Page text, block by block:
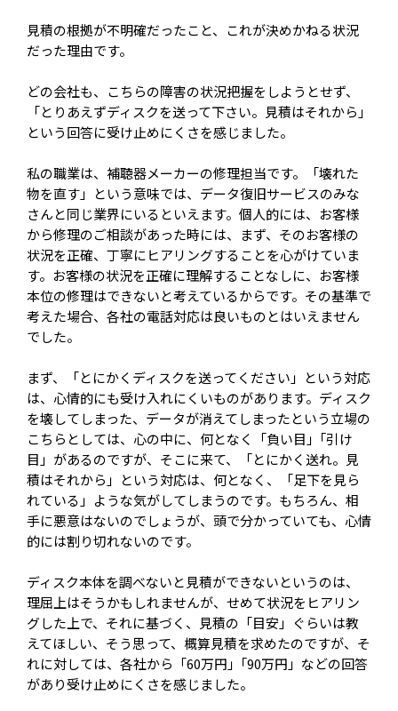
見積の根拠が不明確だったこと、これが決めかねる状況
だった理由です。
どの会社も、こちらの障害の状況把握をしようとせず、
「とりあえずディスクを送って下さい。見積はそれから」
という回答に受け止めにくさを感じました。
私の職業は、補聴器メーカーの修理担当です。「壊れた
物を直す」という意味では、データ復旧サービスのみな
さんと同じ業界にいるといえます。個人的には、お客様
から修理のご相談があった時には、まず、そのお客様の
状況を正確、丁寧にヒアリングすることを心がけていま
す。お客様の状況を正確に理解することなしに、お客様
本位の修理はできないと考えているからです。その基準で
考えた場合、各社の電話対応は良いものとはいえません
でした。
まず、「とにかくディスクを送ってください」という対応
は、心情的にも受け入れにくいものがあります。ディスク
を壊してしまった、データが消えてしまったという立場の
こちらとしては、心の中に、何となく「負い目」｢引け
目」があるのですが、そこに来て、「とにかく送れ。見
積はそれから」という対応は、何となく、「足下を見ら
れている」ような気がしてしまうのです。もちろん、相
手に悪意はないのでしょうが、頭で分かっていても、心情
的には割り切れないのです。
ディスク本体を調べないと見積ができないというのは、
理屈上はそうかもしれませんが、せめて状況をヒアリン
グした上で、それに基づく、見積の「目安」ぐらいは教
えてほしい、そう思って、概算見積を求めたのですが、そ
れに対しては、各社から「60万円」｢90万円」などの回答
があり受け止めにくさを感じました。